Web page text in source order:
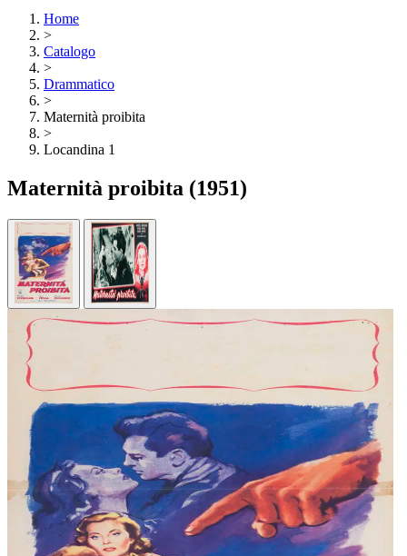
Home
>
Catalogo
>
Drammatico
>
Maternità proibita
>
Locandina 1
Maternità proibita (1951)